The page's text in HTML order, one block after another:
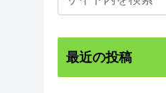
最近の投稿